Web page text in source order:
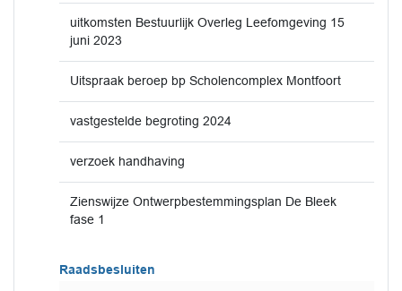
uitkomsten Bestuurlijk Overleg Leefomgeving 15
juni 2023
Uitspraak beroep bp Scholencomplex Montfoort
vastgestelde begroting 2024
verzoek handhaving
Zienswijze Ontwerpbestemmingsplan De Bleek
fase 1
Raadsbesluiten